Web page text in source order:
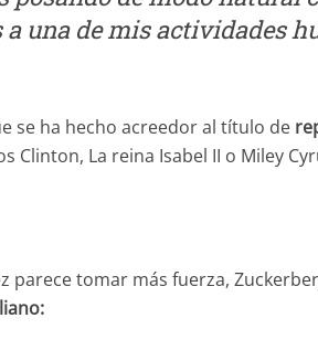
una de mis actividades
se ha hecho acreedor al título de
Clinton, La reina Isabel II o Miley
parece tomar más fuerza,